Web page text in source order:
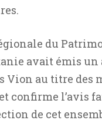
du
avait émis un
Vion au titre des
confirme l’avis
de cet